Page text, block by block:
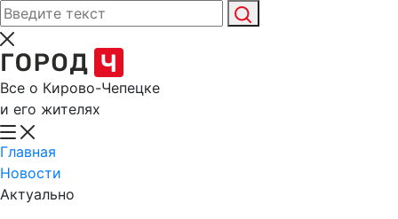
Все о Кирово-Чепецке
и его жителях
Главная
Новости
Актуально